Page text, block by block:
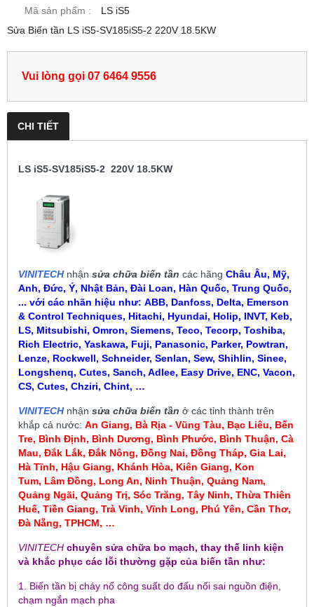
Mã sản phẩm :
LS iS5
Sửa Biến tần LS iS5-SV185iS5-2 220V 18.5KW
Vui lòng gọi 07 6464 9556
CHI TIẾT
LS iS5-SV185iS5-2 220V 18.5KW
VINITECHnhận sửa chữa biến tần các hãng Châu Âu, Mỹ,
Anh, Đức, Ý, Nhật Bản, Đài Loan, Hàn Quốc, Trung Quốc,
... với các nhãn hiệu như: ABB, Danfoss, Delta, Emerson
& Control Techniques, Hitachi, Hyundai, Holip, INVT, Keb,
LS, Mitsubishi, Omron, Siemens, Teco, Tecorp, Toshiba,
Rich Electric, Yaskawa, Fuji, Panasonic, Parker, Powtran,
Lenze, Rockwell, Schneider, Senlan, Sew, Shihlin, Sinee,
Longshenq, Cutes, Sanch, Adlee, Easy Drive, ENC, Vacon,
CS, Cutes, Chziri, Chint, …
VINITECHnhận sửa chữa biến tần ở các tỉnh thành trên
khắp cả nước: An Giang, Bà Rịa - Vũng Tàu, Bạc Liêu, Bến
Tre, Bình Định, Bình Dương, Bình Phước, Bình Thuận, Cà
Mau, Đắk Lắk, Đắk Nông, Đồng Nai, Đồng Tháp, Gia Lai,
Hà Tĩnh, Hậu Giang, Khánh Hòa, Kiên Giang, Kon
Tum, Lâm Đồng, Long An, Ninh Thuận, Quảng Nam,
Quảng Ngãi, Quảng Trị, Sóc Trăng, Tây Ninh, Thừa Thiên
Huế, Tiền Giang, Trà Vinh, Vĩnh Long, Phú Yên, Cần Thơ,
Đà Nẵng, TPHCM, …
VINITECH chuyên sửa chữa bo mạch, thay thế linh kiện
và khắc phục các lỗi thường gặp của biến tần như:
1. Biến tần bị cháy nổ công suất do đấu nối sai nguồn điện,
chạm ngắn mạch pha